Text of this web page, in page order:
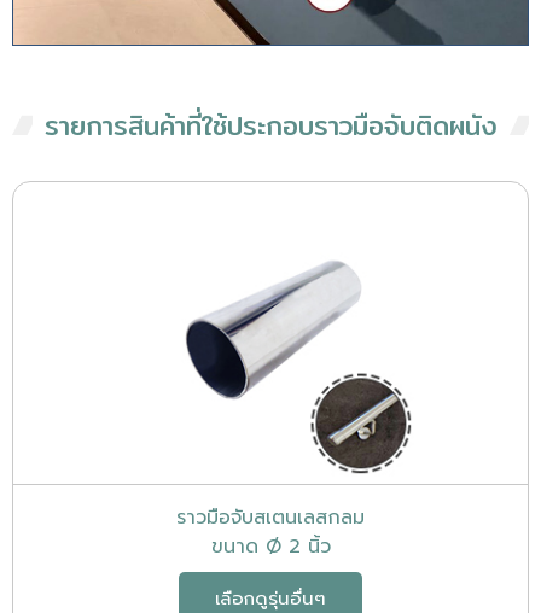
รายการสินค้าที่ใช้ประกอบราวมือจับติดผนัง
ราวมือจับสเตนเลสกลม
ขนาด Ø 2 นิ้ว
เลือกดูรุ่นอื่นๆ